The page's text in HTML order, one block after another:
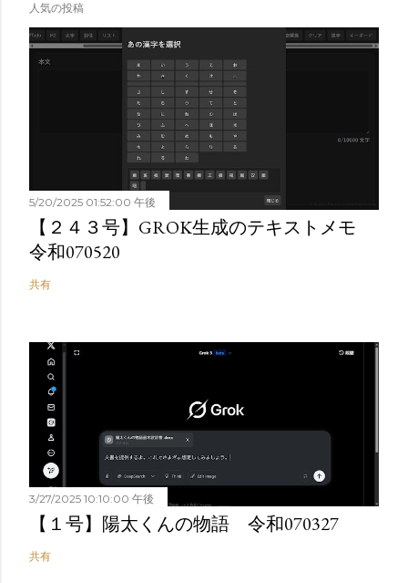
人気の投稿
5/20/2025 01:52:00 午後
【２４３号】GROK生成のテキストメモ
令和070520
共有
3/27/2025 10:10:00 午後
【１号】陽太くんの物語 令和070327
共有